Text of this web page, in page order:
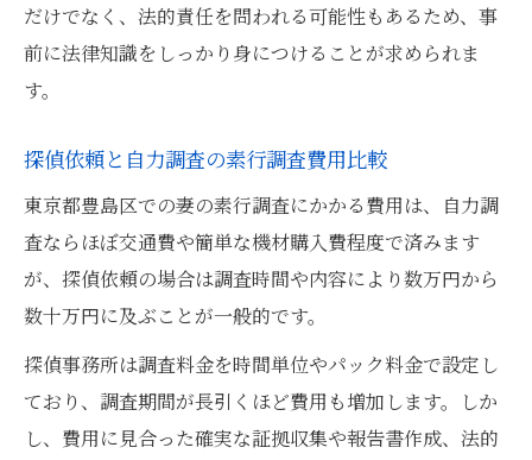
だけでなく、法的責任を問われる可能性もあるため、事
前に法律知識をしっかり身につけることが求められま
す。
探偵依頼と自力調査の素行調査費用比較
東京都豊島区での妻の素行調査にかかる費用は、自力調
査ならほぼ交通費や簡単な機材購入費程度で済みます
が、探偵依頼の場合は調査時間や内容により数万円から
数十万円に及ぶことが一般的です。
探偵事務所は調査料金を時間単位やパック料金で設定し
ており、調査期間が長引くほど費用も増加します。しか
し、費用に見合った確実な証拠収集や報告書作成、法的